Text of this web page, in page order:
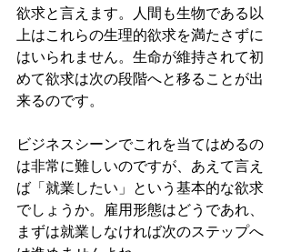
欲求と言えます。人間も生物である以
上はこれらの生理的欲求を満たさずに
はいられません。生命が維持されて初
めて欲求は次の段階へと移ることが出
来るのです。
ビジネスシーンでこれを当てはめるの
は非常に難しいのですが、あえて言え
ば「就業したい」という基本的な欲求
でしょうか。雇用形態はどうであれ、
まずは就業しなければ次のステップへ